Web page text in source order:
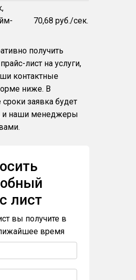
70,68 руб./сек.
получить
лист на услуги,
контактные
ниже. В
заявка будет
и наши менеджеры
лист
вы получите в
время